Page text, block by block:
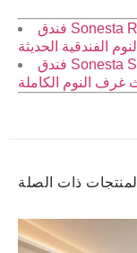
فندق Sonesta Resorts فندق رائع يناسب الأثاث مجموعات
فندق Sonesta Select Hotel Business Suite أثاث الفندق
المنتجات ذات الصلة